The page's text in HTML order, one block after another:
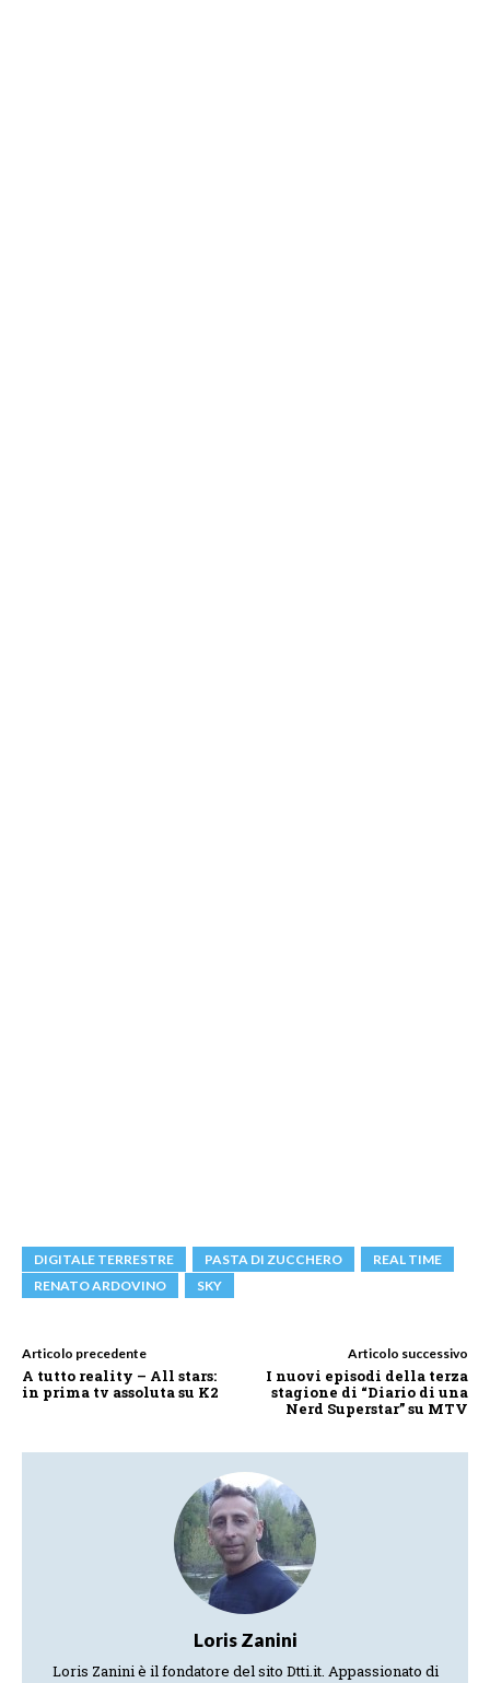
DIGITALE TERRESTRE PASTA DI ZUCCHERO
REAL TIME
RENATO ARDOVINO
SKY
Articolo precedente
A tutto reality – All stars:
in prima tv assoluta su K2
Articolo successivo
I nuovi episodi della terza
stagione di “Diario di una
Nerd Superstar” su MTV
Loris Zanini
Loris Zanini è il fondatore del sito Dtti.it. Appassionato di